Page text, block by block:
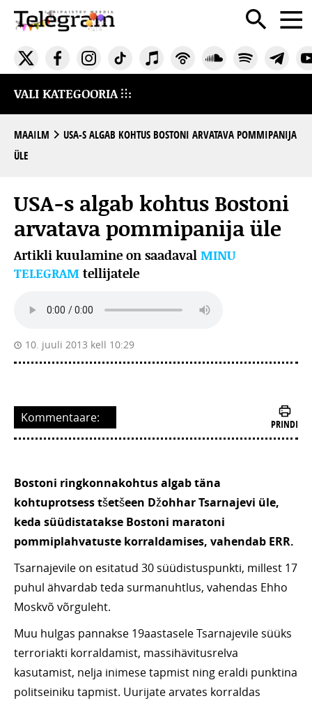
VALI KATEGOORIA
MAAILM
USA-S ALGAB KOHTUS BOSTONI ARVATAVA POMMIPANIJA
ÜLE
USA-s algab kohtus Bostoni
arvatava pommipanija üle
Artikli kuulamine on saadaval MINU
TELEGRAM tellijatele
10. juuli 2013 kell 10:29
Kommentaare: PRINDI
Bostoni ringkonnakohtus algab täna
kohtuprotsess tšetšeen Džohhar Tsarnajevi üle,
keda süüdistatakse Bostoni maratoni
pommiplahvatuste korraldamises, vahendab ERR.
Tsarnajevile on esitatud 30 süüdistuspunkti, millest 17
puhul ähvardab teda surmanuhtlus, vahendas Ehho
Moskvõ võrguleht.
Muu hulgas pannakse 19aastasele Tsarnajevile süüks
terroriakti korraldamist, massihävitusrelva
kasutamist, nelja inimese tapmist ning eraldi punktina
politseiniku tapmist. Uurijate arvates korraldas